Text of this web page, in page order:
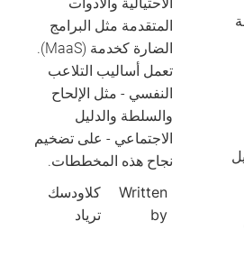
المتقدمة مثل البرامج
الضارة كخدمة (MaaS).
تعمل أساليب التلاعب
النفسي - مثل الإلحاح
والسلطة والدليل
الاجتماعي - على تضخيم
نجاح هذه المخططات.
Written
by
كلاودسك
ترياد